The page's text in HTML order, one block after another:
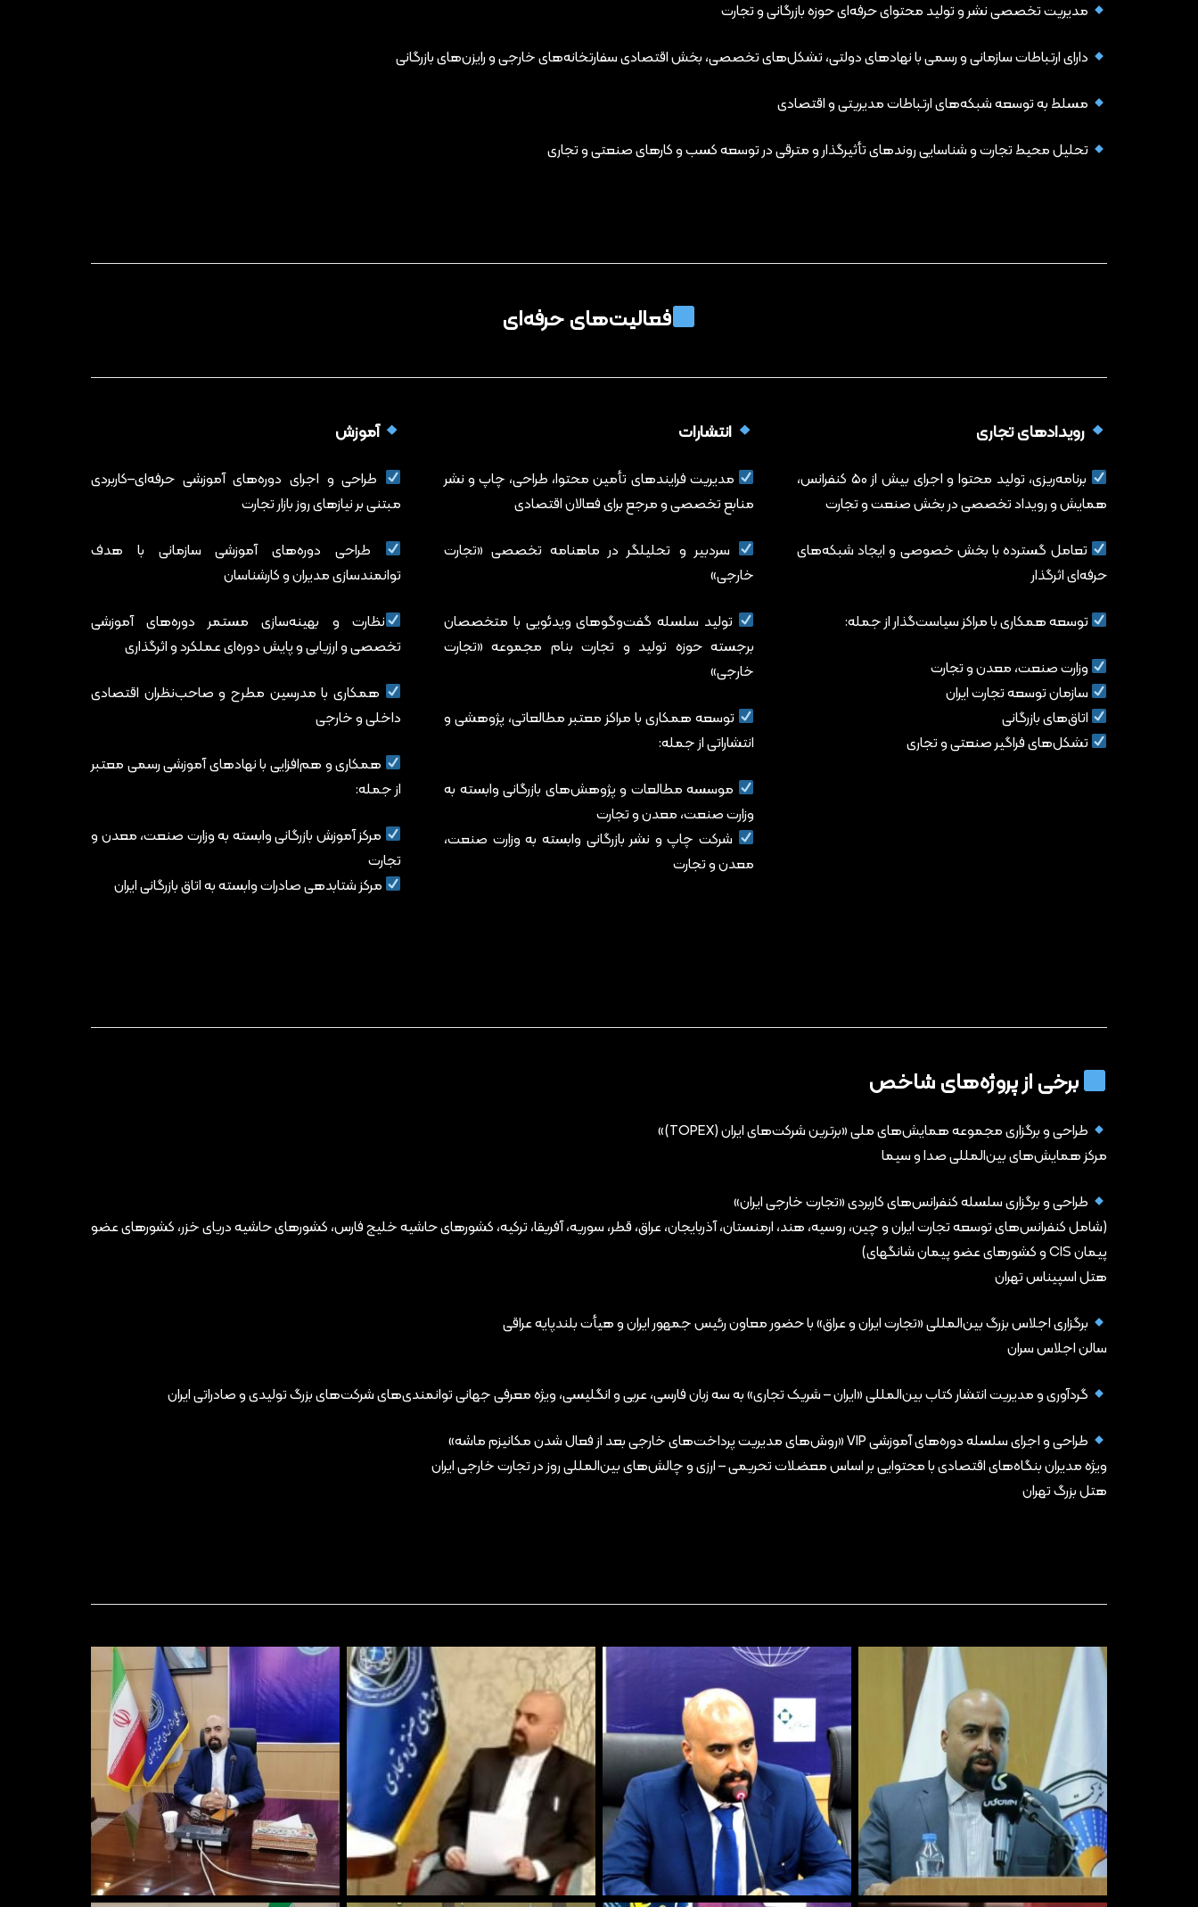
مدیریت تخصصی نشر و تولید محتوای حرفه‌ای حوزه بازرگانی و تجارت
دارای ارتباطات سازمانی و رسمی با نهادهای دولتی، تشکل‌های تخصصی، بخش اقتصادی سفارتخانه‌های خارجی و رایزن‌های بازرگانی
مسلط به توسعه شبکه‌های ارتباطات مدیریتی و اقتصادی
تحلیل محیط تجارت و شناسایی روندهای تأثیرگذار و مترقی در توسعه کسب و کارهای صنعتی و تجاری
فعالیت‌های حرفه‌ای
رویدادهای تجاری
برنامه‌ریزی، تولید محتوا و اجرای بیش از ۵۰ کنفرانس،
همایش و رویداد تخصصی در بخش صنعت و تجارت
تعامل گسترده با بخش خصوصی و ایجاد شبکه‌های
حرفه‌ای اثرگذار
توسعه همکاری با مراکز سیاست‌گذار از جمله:
وزارت صنعت، معدن و تجارت
سازمان توسعه تجارت ایران
اتاق‌های بازرگانی
تشکل‌های فراگیر صنعتی و تجاری
انتشارات
مدیریت فرایندهای تأمین محتوا، طراحی، چاپ و نشر
منابع تخصصی و مرجع برای فعالان اقتصادی
سردبیر و تحلیلگر در ماهنامه تخصصی «تجارت
خارجی»
تولید سلسله گفت‌وگوهای ویدئویی با متخصصان
برجسته حوزه تولید و تجارت بنام مجموعه «تجارت
خارجی»
توسعه همکاری با مراکز معتبر مطالعاتی، پژوهشی و
انتشاراتی از جمله:
موسسه مطالعات و پژوهش‌های بازرگانی وابسته به
وزارت صنعت، معدن و تجارت
شرکت چاپ و نشر بازرگانی وابسته به وزارت صنعت،
معدن و تجارت
آموزش
طراحی و اجرای دوره‌های آموزشی حرفه‌ای–کاربردی
مبتنی بر نیازهای روز بازار تجارت
طراحی دوره‌های آموزشی سازمانی با هدف
توانمندسازی مدیران و کارشناسان
نظارت و بهینه‌سازی مستمر دوره‌های آموزشی
تخصصی و ارزیابی و پایش دوره‌ای عملکرد و اثرگذاری
همکاری با مدرسین مطرح و صاحب‌نظران اقتصادی
داخلی و خارجی
همکاری و هم‌افزایی با نهادهای آموزشی رسمی معتبر
از جمله:
مرکز آموزش بازرگانی وابسته به وزارت صنعت، معدن و
تجارت
مرکز شتابدهی صادرات وابسته به اتاق بازرگانی ایران
برخی از پروژه‌های شاخص
طراحی و برگزاری مجموعه همایش‌های ملی «برترین شرکت‌های ایران (TOPEX)»
مرکز همایش‌های بین‌المللی صدا و سیما
طراحی و برگزاری سلسله کنفرانس‌های کاربردی «تجارت خارجی ایران»
(شامل کنفرانس‌های توسعه تجارت ایران و چین، روسیه، هند، ارمنستان، آذربایجان، عراق، قطر، سوریه، آفریقا، ترکیه، کشورهای حاشیه خلیج فارس، کشورهای حاشیه دریای خزر، کشورهای عضو
پیمان CIS و کشورهای عضو پیمان شانگهای)
هتل اسپیناس تهران
برگزاری اجلاس بزرگ بین‌المللی «تجارت ایران و عراق» با حضور معاون رئیس جمهور ایران و هیأت بلندپایه عراقی
سالن اجلاس سران
گردآوری و مدیریت انتشار کتاب بین‌المللی «ایران – شریک تجاری» به سه زبان فارسی، عربی و انگلیسی، ویژه معرفی جهانی توانمندی‌های شرکت‌های بزرگ تولیدی و صادراتی ایران
طراحی و اجرای سلسله دوره‌های آموزشی VIP «روش‌های مدیریت پرداخت‌های خارجی بعد از فعال شدن مکانیزم ماشه»
ویژه مدیران بنگاه‌های اقتصادی با محتوایی بر اساس معضلات تحریمی – ارزی و چالش‌های بین‌المللی روز در تجارت خارجی ایران
هتل بزرگ تهران